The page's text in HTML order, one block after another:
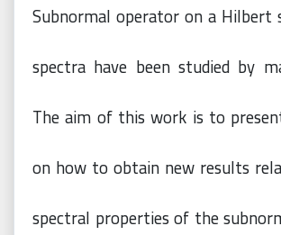
Subnormal operator on a Hilbert
spectra have been studied by
The aim of this work is to
on how to obtain new results
spectral properties of the